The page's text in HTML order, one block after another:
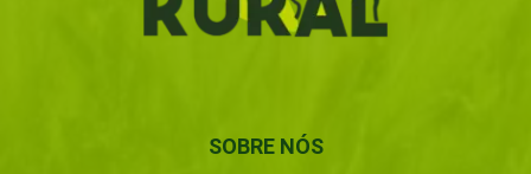
SOBRE NÓS